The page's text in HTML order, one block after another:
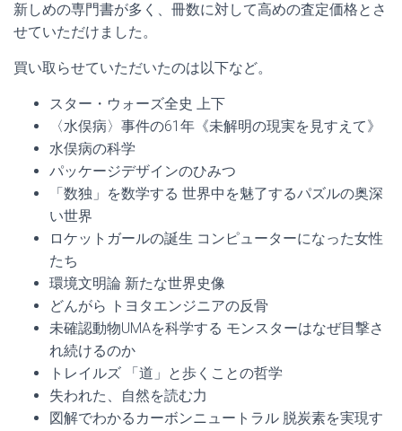
新しめの専門書が多く、冊数に対して高めの査定価格とさ
せていただけました。
買い取らせていただいたのは以下など。
スター・ウォーズ全史 上下
〈水俣病〉事件の61年《未解明の現実を見すえて》
水俣病の科学
パッケージデザインのひみつ
「数独」を数学する 世界中を魅了するパズルの奥深
い世界
ロケットガールの誕生 コンピューターになった女性
たち
環境文明論 新たな世界史像
どんがら トヨタエンジニアの反骨
未確認動物UMAを科学する モンスターはなぜ目撃さ
れ続けるのか
トレイルズ 「道」と歩くことの哲学
失われた、自然を読む力
図解でわかるカーボンニュートラル 脱炭素を実現す